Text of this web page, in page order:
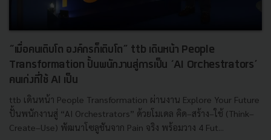
“เมื่อคนเติบโต องค์กรก็เติบโต” ttb เดินหน้า People
Transformation ปั้นพนักงานสู่การเป็น ‘AI Orchestrators’
คนเก่งที่ใช้ AI เป็น
ttb เดินหน้า People Transformation ผ่านงาน Explore Your Future
ปั้นพนักงานสู่ “AI Orchestrators” ด้วยโมเดล คิด–สร้าง–ใช้ (Think–
Create–Use) พัฒนาโซลูชันจาก Pain จริง พร้อมวาง 4 Fut...